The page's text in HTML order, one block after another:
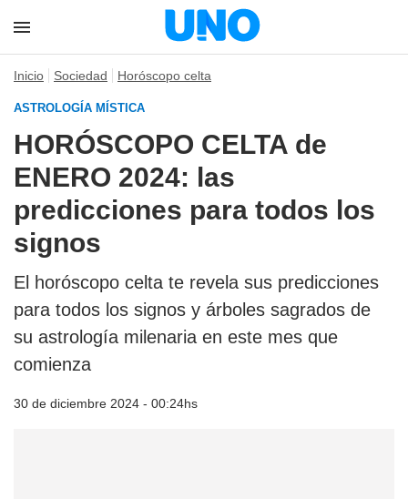
Inicio Sociedad Horóscopo celta
ASTROLOGÍA MÍSTICA
HORÓSCOPO CELTA de
ENERO 2024: las
predicciones para todos los
signos
El horóscopo celta te revela sus predicciones
para todos los signos y árboles sagrados de
su astrología milenaria en este mes que
comienza
30 de diciembre 2024 - 00:24hs